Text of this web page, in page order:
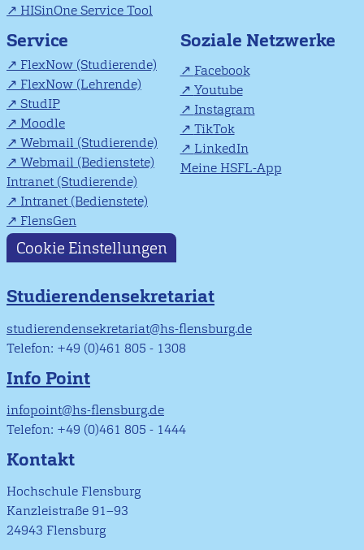
HISinOne Service Tool
Service
FlexNow (Studierende)
FlexNow (Lehrende)
StudIP
Moodle
Webmail (Studierende)
Webmail (Bedienstete)
Intranet (Studierende)
Intranet (Bedienstete)
FlensGen
Soziale Netzwerke
Facebook
Youtube
Instagram
TikTok
LinkedIn
Meine HSFL-App
Cookie Einstellungen
Studierendensekretariat
studierendensekretariat@hs-flensburg.de
Telefon: +49 (0)461 805 - 1308
Info Point
infopoint@hs-flensburg.de
Telefon: +49 (0)461 805 - 1444
Kontakt
Hochschule Flensburg
Kanzleistraße 91–93
24943 Flensburg